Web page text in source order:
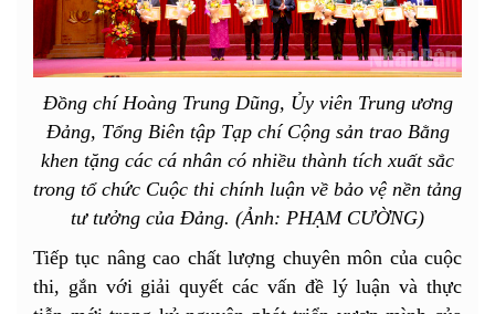
Đồng chí Hoàng Trung Dũng, Ủy viên Trung ương
Đảng, Tổng Biên tập Tạp chí Cộng sản trao Bằng
khen tặng các cá nhân có nhiều thành tích xuất sắc
trong tổ chức Cuộc thi chính luận về bảo vệ nền tảng
tư tưởng của Đảng. (Ảnh: PHẠM CƯỜNG)
Tiếp tục nâng cao chất lượng chuyên môn của cuộc
thi, gắn với giải quyết các vấn đề lý luận và thực